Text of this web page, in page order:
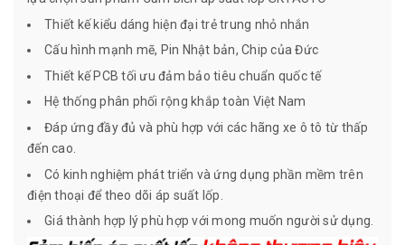
Thiết kế kiểu dáng hiện đại trẻ trung nhỏ nhắn
Cấu hình mạnh mẽ, Pin Nhật bản, Chip của Đức
Thiết kế PCB tối ưu đảm bảo tiêu chuẩn quốc tế
Hệ thống phân phối rộng khắp toàn Việt Nam
Đáp ứng đầy đủ và phù hợp với các hãng xe ô tô từ thấp
đến cao.
Có kinh nghiệm phát triển và ứng dụng phần mềm trên
điện thoại để theo dõi áp suất lốp.
Giá thành hợp lý phù hợp với mong muốn người sử dụng.